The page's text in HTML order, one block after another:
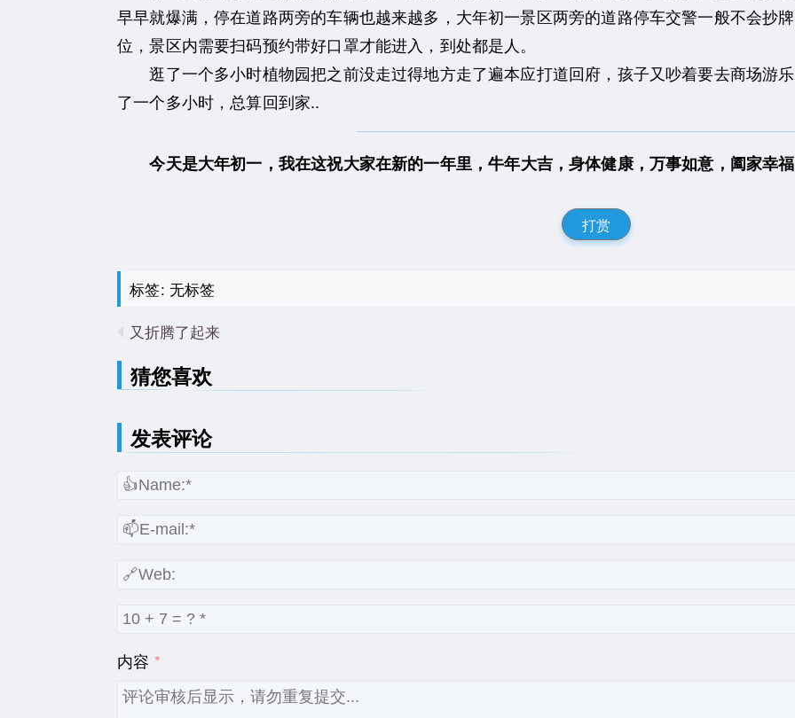
早早就爆满，停在道路两旁的车辆也越来越多，大年初一景区两旁的道路停车交警一般不会抄
位，景区内需要扫码预约带好口罩才能进入，到处都是人。
逛了一个多小时植物园把之前没走过得地方走了遍本应打道回府，孩子又吵着要去商场游
了一个多小时，总算回到家..
今天是大年初一，我在这祝大家在新的一年里，牛年大吉，身体健康，万事如意，阖家幸
打赏
标签: 无标签
又折腾了起来
猜您喜欢
发表评论
内容